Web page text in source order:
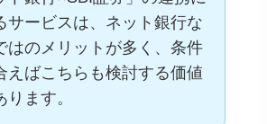
サービスは、ネット銀行な
はのメリットが多く、条件
えばこちらも検討する価値
ります。